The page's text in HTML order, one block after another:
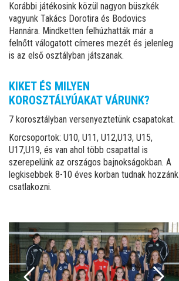
Korábbi játékosink közül nagyon büszkék
vagyunk Takács Dorotira és Bodovics
Hannára. Mindketten felhúzhatták már a
felnőtt válogatott címeres mezét és jelenleg
is az első osztályban játszanak.
KIKET ÉS MILYEN
KOROSZTÁLYÚAKAT VÁRUNK?
7 korosztályban versenyeztetünk csapatokat.
Korcsoportok: U10, U11, U12,U13, U15,
U17,U19, és van ahol több csapattal is
szerepelünk az országos bajnokságokban. A
legkisebbek 8-10 éves korban tudnak hozzánk
csatlakozni.